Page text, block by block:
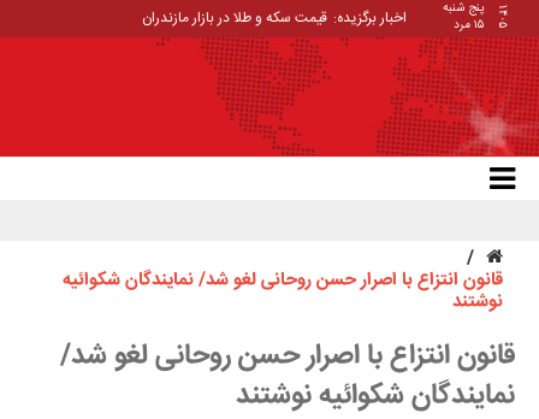
۱۴۰۵
پنج شنبه
۱۵ مرد
اخبار برگزیده: قیمت سکه و طلا در بازار مازندران
قانون انتزاع با اصرار حسن روحانی لغو شد/ نمایندگان شکوائیه
نوشتند
قانون انتزاع با اصرار حسن روحانی لغو شد/
نمایندگان شکوائیه نوشتند